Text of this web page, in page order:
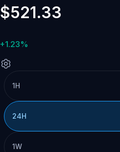
$521.33
+1.23%
1H
24H
1W